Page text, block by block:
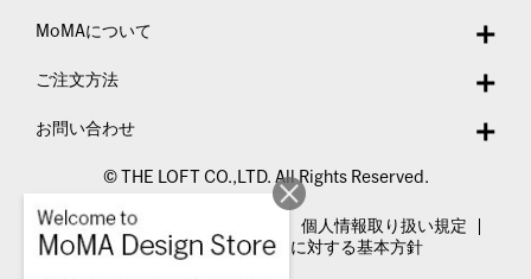
MoMAについて
ご注文方法
お問い合わせ
© THE LOFT CO.,LTD. All Rights Reserved.
特定商取引法表示
個人情報取り扱い規定
カスタマーハラスメントに対する基本方針